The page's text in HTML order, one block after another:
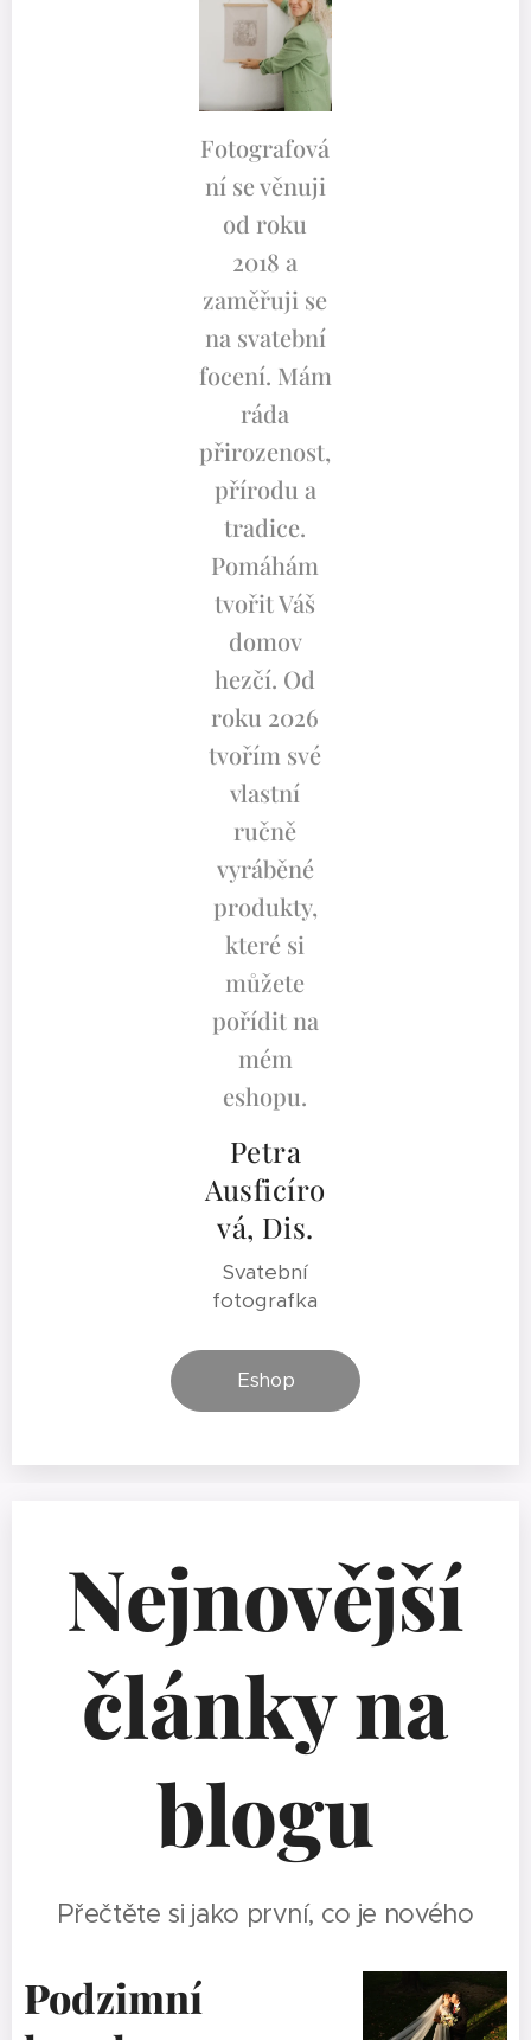
Fotografová
ní se věnuji
od roku
2018 a
zaměřuji se
na svatební
focení. Mám
ráda
přirozenost,
přírodu a
tradice.
Pomáhám
tvořit Váš
domov
hezčí. Od
roku 2026
tvořím své
vlastní
ručně
vyráběné
produkty,
které si
můžete
pořídit na
mém
eshopu.
Petra
Ausficíro
vá, Dis.
Svatební
fotografka
Eshop
Nejnovější
články na
blogu
Přečtěte si jako první, co je nového
Podzimní